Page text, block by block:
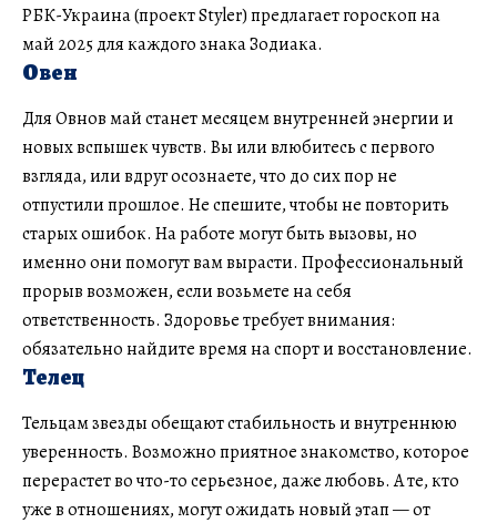
РБК-Украина (проект Styler) предлагает гороскоп на
май 2025 для каждого знака Зодиака.
Овен
Для Овнов май станет месяцем внутренней энергии и
новых вспышек чувств. Вы или влюбитесь с первого
взгляда, или вдруг осознаете, что до сих пор не
отпустили прошлое. Не спешите, чтобы не повторить
старых ошибок. На работе могут быть вызовы, но
именно они помогут вам вырасти. Профессиональный
прорыв возможен, если возьмете на себя
ответственность. Здоровье требует внимания:
обязательно найдите время на спорт и восстановление.
Телец
Тельцам звезды обещают стабильность и внутреннюю
уверенность. Возможно приятное знакомство, которое
перерастет во что-то серьезное, даже любовь. А те, кто
уже в отношениях, могут ожидать новый этап — от